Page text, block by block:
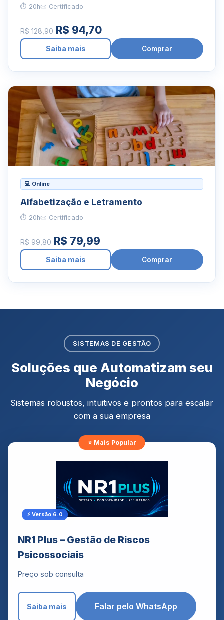
⏱ 20h📜 Certificado
R$ 128,90 R$ 94,70
Saiba mais Comprar
💻 Online
Alfabetização e Letramento
⏱ 20h📜 Certificado
R$ 99,80 R$ 79,99
Saiba mais Comprar
SISTEMAS DE GESTÃO
Soluções que Automatizam seu
Negócio
Sistemas robustos, intuitivos e prontos para escalar
com a sua empresa
⚡ Versão 6.0
NR1 Plus – Gestão de Riscos
Psicossociais
Preço sob consulta
Saiba mais Falar pelo WhatsApp